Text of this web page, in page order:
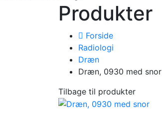
Produkter
Forside
Radiologi
Dræn
Dræn, 0930 med snor
Tilbage til produkter